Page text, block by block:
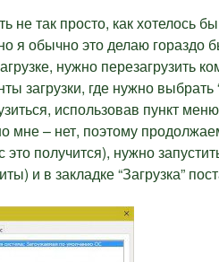
не так просто, как хотелось
я обычно это делаю гораздо
нужно перезагрузить
загрузки, где нужно
использовав пункт
мне – нет, поэтому
получится), нужно
и в закладке “Загрузка”